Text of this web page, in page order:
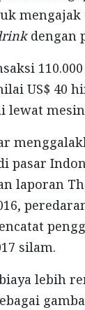
dengan
US$ 40
pasar
laporan
silam.
lebih